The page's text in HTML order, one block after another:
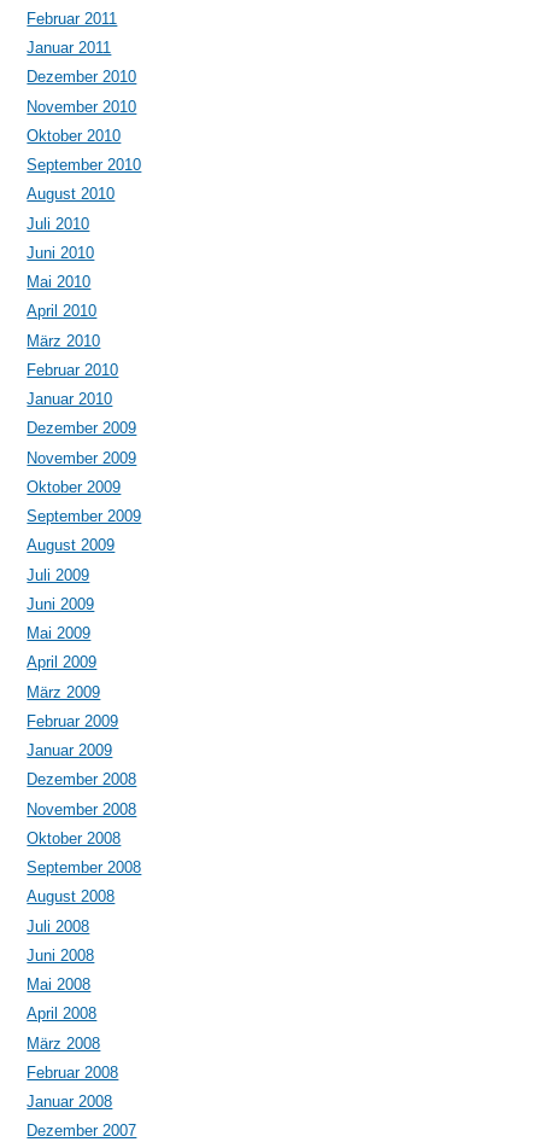
Februar 2011
Januar 2011
Dezember 2010
November 2010
Oktober 2010
September 2010
August 2010
Juli 2010
Juni 2010
Mai 2010
April 2010
März 2010
Februar 2010
Januar 2010
Dezember 2009
November 2009
Oktober 2009
September 2009
August 2009
Juli 2009
Juni 2009
Mai 2009
April 2009
März 2009
Februar 2009
Januar 2009
Dezember 2008
November 2008
Oktober 2008
September 2008
August 2008
Juli 2008
Juni 2008
Mai 2008
April 2008
März 2008
Februar 2008
Januar 2008
Dezember 2007